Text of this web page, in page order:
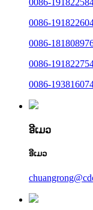
0086-
0086-
0086-
0086-
0086-
ອີເມວ
ອີເມວ